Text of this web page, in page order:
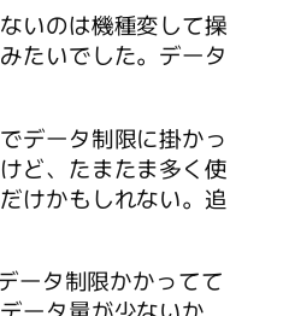
いのは機種変して操
たいでした。データ
データ制限に掛かっ
ど、たまたま多く使
けかもしれない。追
ータ制限かかってて